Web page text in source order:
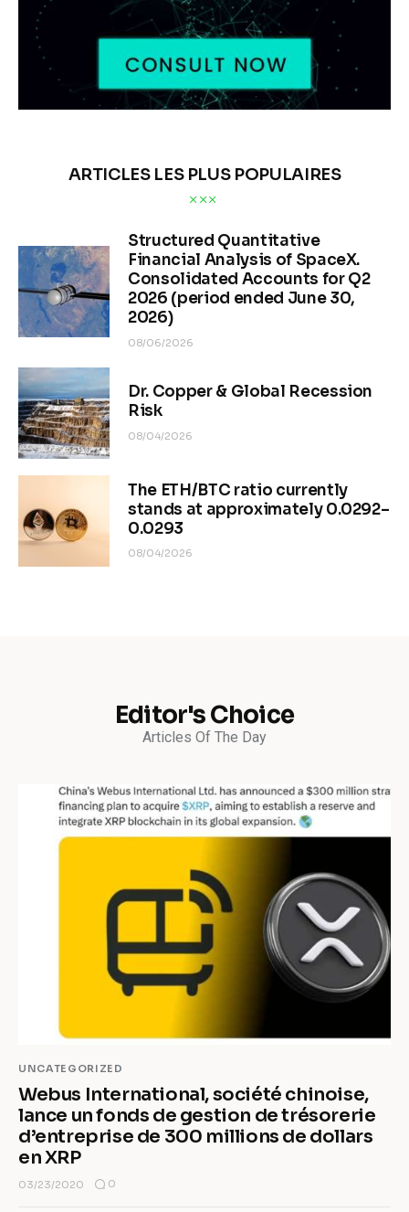
ARTICLES LES PLUS POPULAIRES
Structured Quantitative
Financial Analysis of SpaceX.
Consolidated Accounts for Q2
2026 (period ended June 30,
2026)
08/06/2026
Dr. Copper & Global Recession
Risk
08/04/2026
The ETH/BTC ratio currently
stands at approximately 0.0292–
0.0293
08/04/2026
Editor's Choice
Articles Of The Day
UNCATEGORIZED
Webus International, société chinoise,
lance un fonds de gestion de trésorerie
d’entreprise de 300 millions de dollars
en XRP
03/23/2020 0